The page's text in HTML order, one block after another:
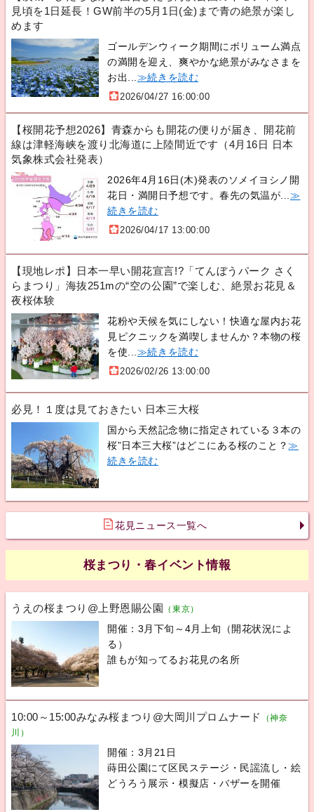
見頃を1日延長！GW前半の5月1日(金)まで青の絶景が楽し
めます
ゴールデンウィーク期間にボリューム満点
の満開を迎え、爽やかな絶景がみなさまを
お出...≫続きを読む
2026/04/27 16:00:00
【桜開花予想2026】青森からも開花の便りが届き、開花前
線は津軽海峡を渡り北海道に上陸間近です（4月16日 日本
気象株式会社発表）
2026年4月16日(木)発表のソメイヨシノ開
花日・満開日予想です。春先の気温が...≫
続きを読む
2026/04/17 13:00:00
【現地レポ】日本一早い開花宣言!?「てんぼうパーク さく
らまつり」海抜251mの“空の公園”で楽しむ、絶景お花見＆
夜桜体験
花粉や天候を気にしない！快適な屋内お花
見ピクニックを満喫しませんか？本物の桜
を使...≫続きを読む
2026/02/26 13:00:00
必見！１度は見ておきたい 日本三大桜
国から天然記念物に指定されている３本の
桜”日本三大桜”はどこにある桜のこと？≫
続きを読む
花見ニュース一覧へ
桜まつり・春イベント情報
うえの桜まつり@上野恩賜公園 （東京）
開催：3月下旬～4月上旬（開花状況によ
る）
誰もが知ってるお花見の名所
10:00～15:00みなみ桜まつり@大岡川プロムナード
（神奈
川）
開催：3月21日
蒔田公園にて区民ステージ・民謡流し・絵
どうろう展示・模擬店・バザーを開催